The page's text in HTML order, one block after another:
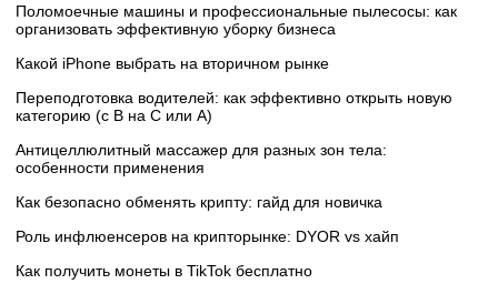
Поломоечные машины и профессиональные пылесосы: как
организовать эффективную уборку бизнеса
Какой iPhone выбрать на вторичном рынке
Переподготовка водителей: как эффективно открыть новую
категорию (с B на C или А)
Антицеллюлитный массажер для разных зон тела:
особенности применения
Как безопасно обменять крипту: гайд для новичка
Роль инфлюенсеров на крипторынке: DYOR vs хайп
Как получить монеты в TikTok бесплатно